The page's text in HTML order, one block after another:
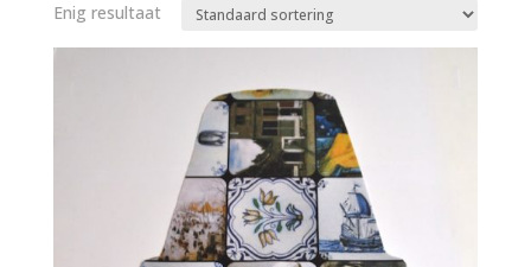
Enig resultaat